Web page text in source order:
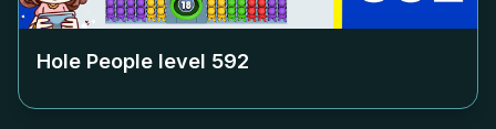
Hole People level 592